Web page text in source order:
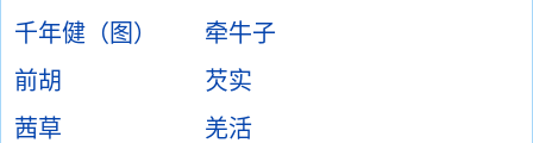
千年健（图）
牵牛子
前胡
芡实
茜草
羌活